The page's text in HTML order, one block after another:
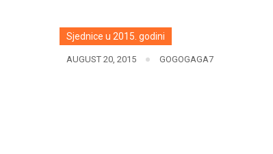
Sjednice u 2015. godini
AUGUST 20, 2015 GOGOGAGA7